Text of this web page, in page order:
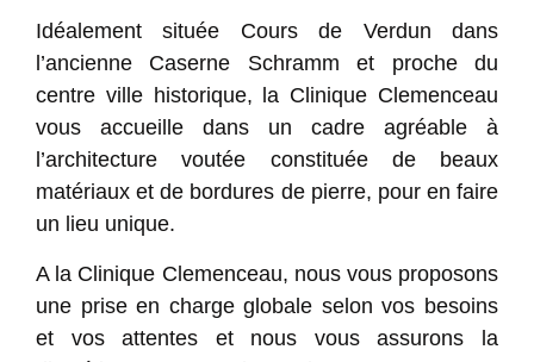
Idéalement située Cours de Verdun dans
l’ancienne Caserne Schramm et proche du
centre ville historique, la Clinique Clemenceau
vous accueille dans un cadre agréable à
l’architecture voutée constituée de beaux
matériaux et de bordures de pierre, pour en faire
un lieu unique.
A la Clinique Clemenceau, nous vous proposons
une prise en charge globale selon vos besoins
et vosattentes et nous vous assurons la